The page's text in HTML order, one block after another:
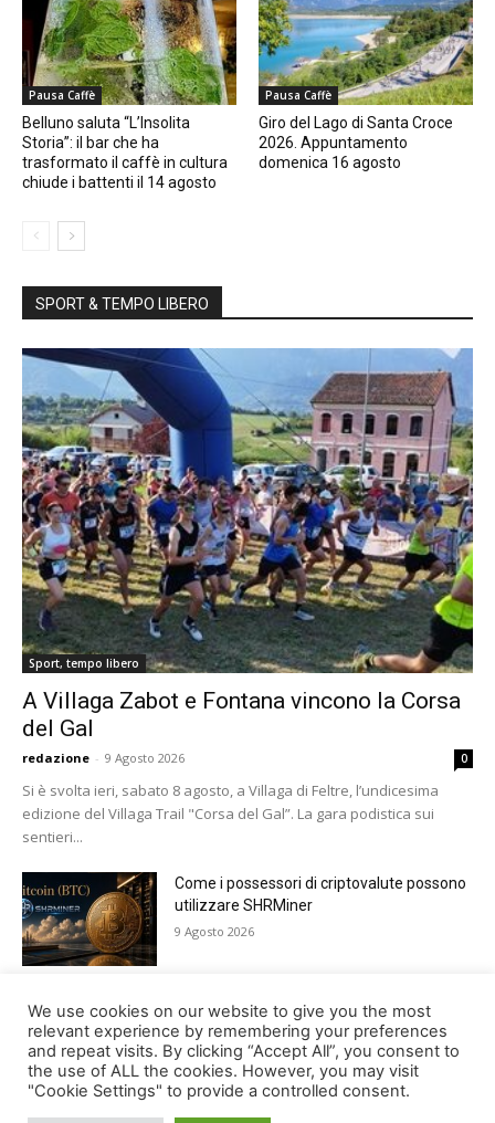
Pausa Caffè
Belluno saluta “L’Insolita
Storia”: il bar che ha
trasformato il caffè in cultura
chiude i battenti il 14 agosto
Pausa Caffè
Giro del Lago di Santa Croce
2026. Appuntamento
domenica 16 agosto
SPORT & TEMPO LIBERO
Sport, tempo libero
A Villaga Zabot e Fontana vincono la Corsa
del Gal
redazione - 9 Agosto 2026 0
Si è svolta ieri, sabato 8 agosto, a Villaga di Feltre, l’undicesima
edizione del Villaga Trail "Corsa del Gal”. La gara podistica sui
sentieri...
Come i possessori di criptovalute possono
utilizzare SHRMiner
9 Agosto 2026
Tutto pronto a Lamosano per Alpago Sky
Super 3
8 Agosto 2026
We use cookies on our website to give you the most
relevant experience by remembering your preferences
and repeat visits. By clicking “Accept All”, you consent to
the use of ALL the cookies. However, you may visit
"Cookie Settings" to provide a controlled consent.